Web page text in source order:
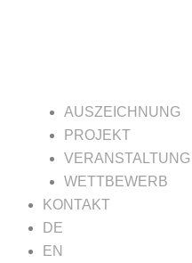
AUSZEICHNUNG
PROJEKT
VERANSTALTUNG
WETTBEWERB
KONTAKT
DE
EN